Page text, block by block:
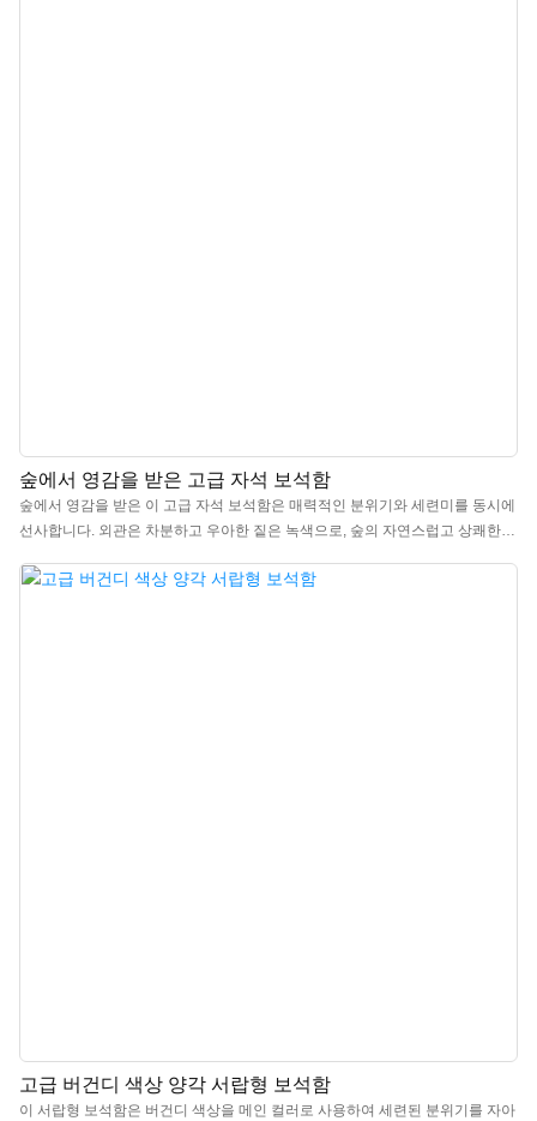
숲에서 영감을 받은 고급 자석 보석함
숲에서 영감을 받은 이 고급 자석 보석함은 매력적인 분위기와 세련미를 동시에
선사합니다. 외관은 차분하고 우아한 짙은 녹색으로, 숲의 자연스럽고 상쾌한
적 깊이를 더하고 보석 진열 효과를 한층 높여줍니다. 실크처럼 부드러운 질감
고급 버건디 색상 양각 서랍형 보석함
이 서랍형 보석함은 버건디 색상을 메인 컬러로 사용하여 세련된 분위기를 자아